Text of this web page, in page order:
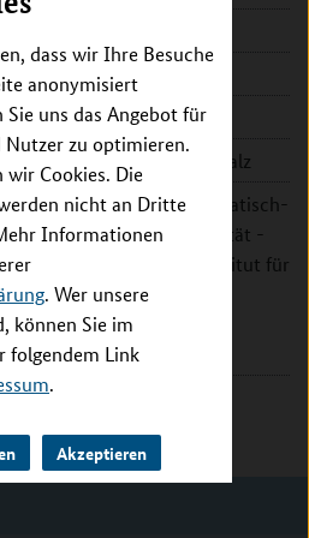
dass wir Ihre Besuche
anonymisiert
uns das Angebot für
zu optimieren.
wir Cookies. Die
nicht an Dritte
Informationen
. Wer unsere
können Sie im
folgendem Link
.
Akzeptieren
EUR
- 2019
Dr. Hans-Günther Schmalz
zu Köln - Mathematisch-
Fakultät -
für Chemie - Institut für
Chemie
4
Köln